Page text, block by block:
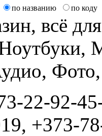
по названию по коду
всё
22-92-
+373-